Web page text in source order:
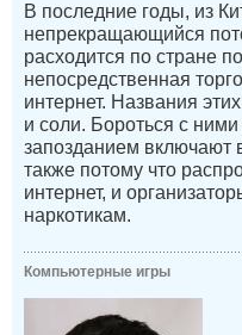
В последние годы, из
непрекращающийся
расходится по стране
непосредственная
интернет. Названия
и соли. Бороться с
запозданием включают
также потому что
интернет, и
наркотикам.
Компьютерные игры